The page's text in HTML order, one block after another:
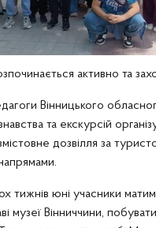
активно та
Вінницького
та екскурсій
дозвілля за
тижнів юні учасники
музеї Вінниччини,